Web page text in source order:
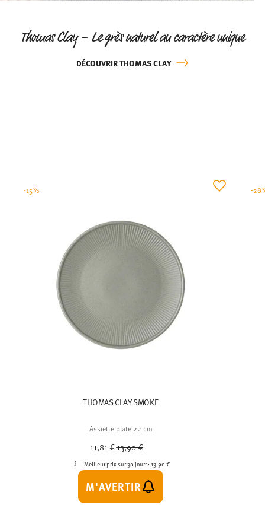
Thomas Clay – Le grès naturel au caractère unique
DÉCOUVRIR THOMAS CLAY
THOMAS CLAY SMOKE
Assiette plate 22 cm
11,81 €Price reduced from
13,90 €to
Meilleur prix sur 30 jours:13,90 €
M'AVERTIR
-15% -